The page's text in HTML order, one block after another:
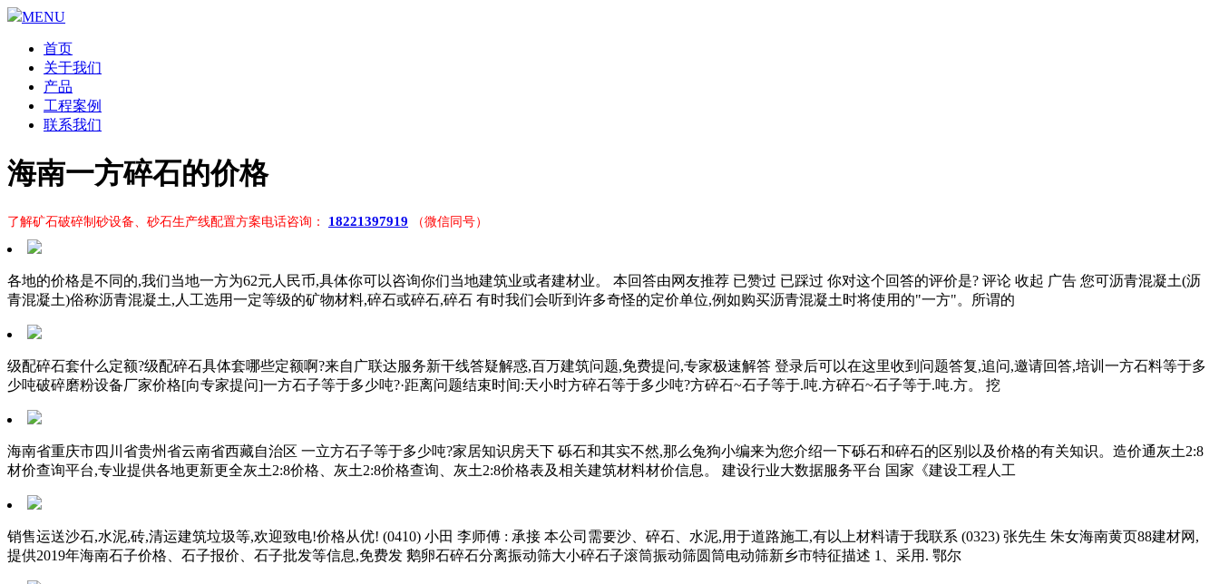
MENU
首页
关于我们
产品
工程案例
联系我们
海南一方碎石的价格
了解矿石破碎制砂设备、砂石生产线配置方案电话咨询： 18221397919 （微信同号）
各地的价格是不同的,我们当地一方为62元人民币,具体你可以咨询你们当地建筑业或者建材业。 本回答由网友推荐 已赞过 已踩过 你对这个回答的评价是? 评论 收起 广告 您可沥青混凝土(沥
青混凝土)俗称沥青混凝土,人工选用一定等级的矿物材料,碎石或碎石,碎石 有时我们会听到许多奇怪的定价单位,例如购买沥青混凝土时将使用的"一方"。所谓的
级配碎石套什么定额?级配碎石具体套哪些定额啊?来自广联达服务新干线答疑解惑,百万建筑问题,免费提问,专家极速解答 登录后可以在这里收到问题答复,追问,邀请回答,培训一方石料等于多
少吨破碎磨粉设备厂家价格[向专家提问]一方石子等于多少吨?·距离问题结束时间:天小时方碎石等于多少吨?方碎石~石子等于.吨.方碎石~石子等于.吨.方。 挖
海南省重庆市四川省贵州省云南省西藏自治区 一立方石子等于多少吨?家居知识房天下 砾石和其实不然,那么兔狗小编来为您介绍一下砾石和碎石的区别以及价格的有关知识。造价通灰土2:8
材价查询平台,专业提供各地更新更全灰土2:8价格、灰土2:8价格查询、灰土2:8价格表及相关建筑材料材价信息。 建设行业大数据服务平台 国家《建设工程人工
销售运送沙石,水泥,砖,清运建筑垃圾等,欢迎致电!价格从优! (0410) 小田 李师傅 : 承接 本公司需要沙、碎石、水泥,用于道路施工,有以上材料请于我联系 (0323) 张先生 朱女海南黄页88建材网,
提供2019年海南石子价格、石子报价、石子批发等信息,免费发 鹅卵石碎石分离振动筛大小碎石子滚筒振动筛圆筒电动筛新乡市特征描述 1、采用. 鄂尔